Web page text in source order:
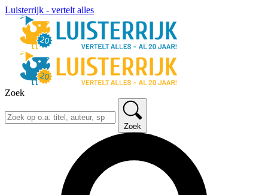
Luisterrijk - vertelt alles
Zoek
Zoek